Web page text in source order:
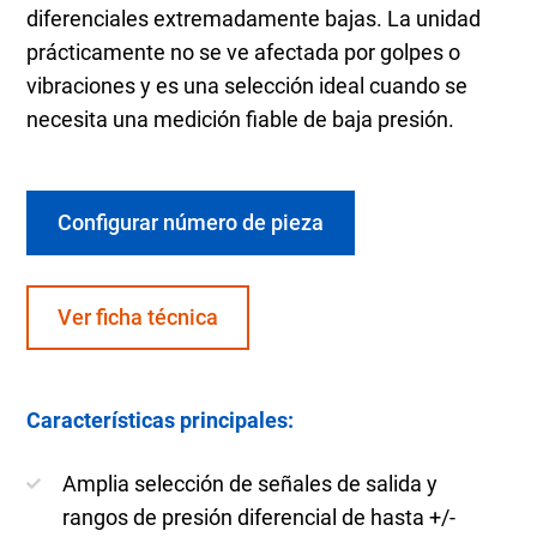
diferenciales extremadamente bajas. La unidad
prácticamente no se ve afectada por golpes o
vibraciones y es una selección ideal cuando se
necesita una medición fiable de baja presión.
Configurar número de pieza
Ver ficha técnica
Características principales:
Amplia selección de señales de salida y
rangos de presión diferencial de hasta +/-